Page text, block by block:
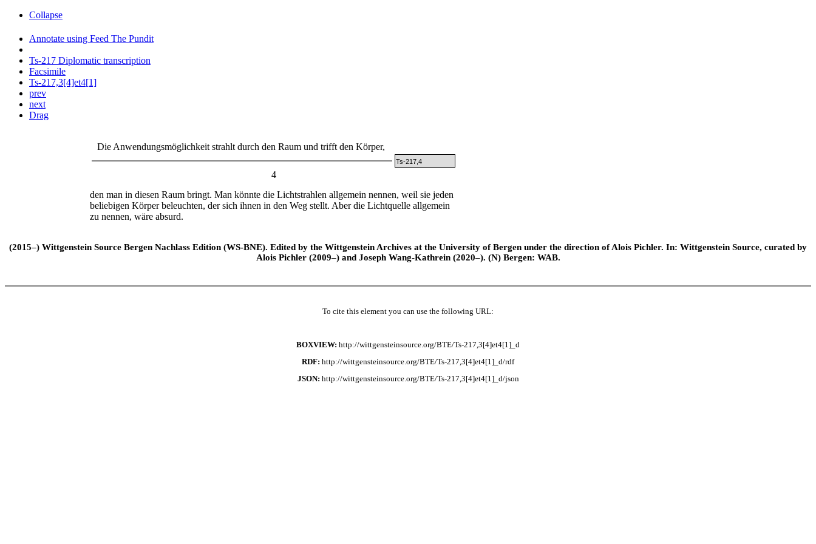
Collapse
Annotate using Feed The Pundit
Ts-217 Diplomatic transcription
Facsimile
Ts-217,3[4]et4[1]
prev
next
Drag
Die Anwendungsmöglichkeit strahlt durch den Raum und trifft den Körper,
Ts-217,4
4
den man in diesen Raum bringt. Man könnte die Lichtstrahlen allgemein nennen, weil sie jeden
beliebigen Körper beleuchten, der sich ihnen in den Weg stellt. Aber die Lichtquelle allgemein
zu nennen, wäre absurd.
(2015–) Wittgenstein Source Bergen Nachlass Edition (WS-BNE). Edited by the Wittgenstein Archives at the University of Bergen under the direction of Alois Pichler. In: Wittgenstein Source, curated by
Alois Pichler (2009–) and Joseph Wang-Kathrein (2020–). (N) Bergen: WAB.
To cite this element you can use the following URL:
BOXVIEW: http://wittgensteinsource.org/BTE/Ts-217,3[4]et4[1]_d
RDF: http://wittgensteinsource.org/BTE/Ts-217,3[4]et4[1]_d/rdf
JSON: http://wittgensteinsource.org/BTE/Ts-217,3[4]et4[1]_d/json